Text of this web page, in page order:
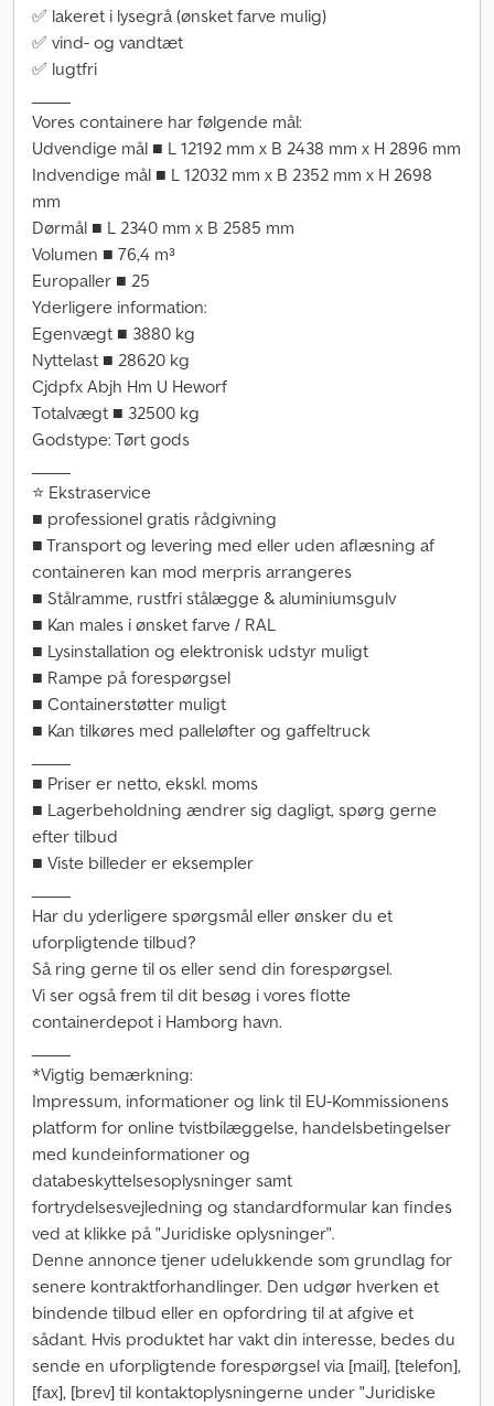
✅ lakeret i lysegrå (ønsket farve mulig)
✅ vind- og vandtæt
✅ lugtfri
Vores containere har følgende mål:
Udvendige mål ■ L 12192 mm x B 2438 mm x H 2896 mm
Indvendige mål ■ L 12032 mm x B 2352 mm x H 2698
mm
Dørmål ■ L 2340 mm x B 2585 mm
Volumen ■ 76,4 m³
Europaller ■ 25
Yderligere information:
Egenvægt ■ 3880 kg
Nyttelast ■ 28620 kg
Cjdpfx Abjh Hm U Heworf
Totalvægt ■ 32500 kg
Godstype: Tørt gods
⭐ Ekstraservice
■ professionel gratis rådgivning
■ Transport og levering med eller uden aflæsning af
containeren kan mod merpris arrangeres
■ Stålramme, rustfri stålægge & aluminiumsgulv
■ Kan males i ønsket farve / RAL
■ Lysinstallation og elektronisk udstyr muligt
■ Rampe på forespørgsel
■ Containerstøtter muligt
■ Kan tilkøres med palleløfter og gaffeltruck
■ Priser er netto, ekskl. moms
■ Lagerbeholdning ændrer sig dagligt, spørg gerne
efter tilbud
■ Viste billeder er eksempler
Har du yderligere spørgsmål eller ønsker du et
uforpligtende tilbud?
Så ring gerne til os eller send din forespørgsel.
Vi ser også frem til dit besøg i vores flotte
containerdepot i Hamborg havn.
*Vigtig bemærkning:
Impressum, informationer og link til EU-Kommissionens
platform for online tvistbilæggelse, handelsbetingelser
med kundeinformationer og
databeskyttelsesoplysninger samt
fortrydelsesvejledning og standardformular kan findes
ved at klikke på "Juridiske oplysninger".
Denne annonce tjener udelukkende som grundlag for
senere kontraktforhandlinger. Den udgør hverken et
bindende tilbud eller en opfordring til at afgive et
sådant. Hvis produktet har vakt din interesse, bedes du
sende en uforpligtende forespørgsel via [mail], [telefon],
[fax], [brev] til kontaktoplysningerne under "Juridiske